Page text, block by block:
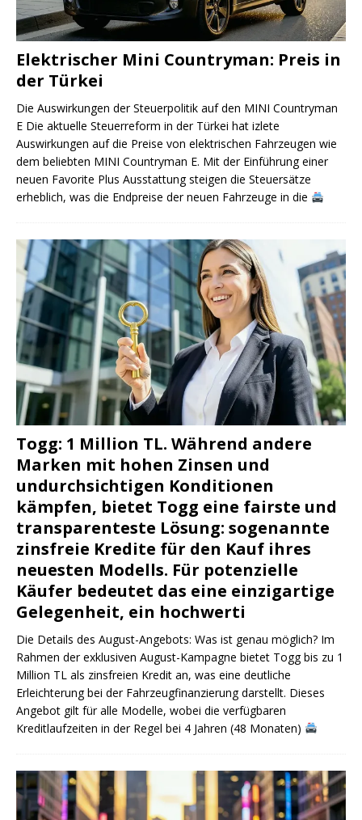
Elektrischer Mini Countryman: Preis in
der Türkei
Die Auswirkungen der Steuerpolitik auf den MINI Countryman
E Die aktuelle Steuerreform in der Türkei hat izlete
Auswirkungen auf die Preise von elektrischen Fahrzeugen wie
dem beliebten MINI Countryman E. Mit der Einführung einer
neuen Favorite Plus Ausstattung steigen die Steuersätze
erheblich, was die Endpreise der neuen Fahrzeuge in die
Togg: 1 Million TL. Während andere
Marken mit hohen Zinsen und
undurchsichtigen Konditionen
kämpfen, bietet Togg eine fairste und
transparenteste Lösung: sogenannte
zinsfreie Kredite für den Kauf ihres
neuesten Modells. Für potenzielle
Käufer bedeutet das eine einzigartige
Gelegenheit, ein hochwerti
Die Details des August-Angebots: Was ist genau möglich? Im
Rahmen der exklusiven August-Kampagne bietet Togg bis zu 1
Million TL als zinsfreien Kredit an, was eine deutliche
Erleichterung bei der Fahrzeugfinanzierung darstellt. Dieses
Angebot gilt für alle Modelle, wobei die verfügbaren
Kreditlaufzeiten in der Regel bei 4 Jahren (48 Monaten)